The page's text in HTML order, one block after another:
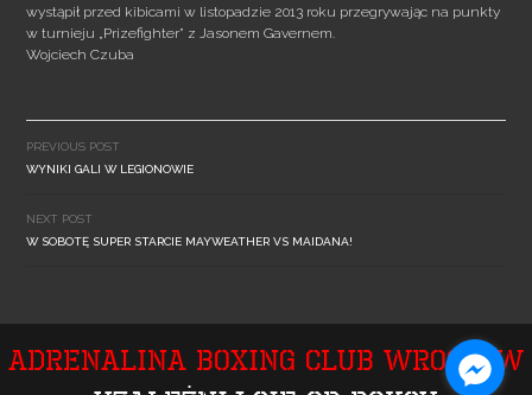
wystąpił przed kibicami w listopadzie 2013 roku przegrywając na punkty
w turnieju „Prizefighter” z Jasonem Gavernem.
Wojciech Czuba
navigation
PREVIOUS POST
WYNIKI GALI W LEGIONOWIE
NEXT POST
W SOBOTĘ SUPER STARCIE MAYWEATHER VS MAIDANA!
Adrenalina Boxing Club Wrocław